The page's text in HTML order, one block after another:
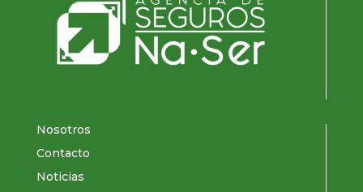
Nosotros
Contacto
Noticias